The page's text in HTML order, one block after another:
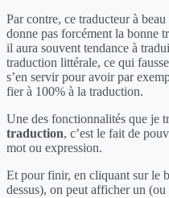
Par contre, ce traducteur à
donne pas forcément la bonne
il aura souvent tendance à
traduction littérale, ce qui
s’en servir pour avoir par
fier à 100% à la traduction.
Une des fonctionnalités que je
traduction, c’est le fait de
mot ou expression.
Et pour finir, en cliquant sur le
dessus), on peut afficher un